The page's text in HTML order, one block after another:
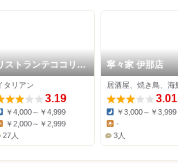
ストランテココリズ
タリアン
3.19
￥4,000～￥4,999
Lunch:
￥2,000～￥2,999
27人
寧々家 伊那店
居酒屋、焼き鳥、海
3.01
Dinner:
￥3,000～￥3,999
Lunch:
-
3人